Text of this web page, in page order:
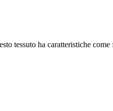
tessuto ha caratteristiche come